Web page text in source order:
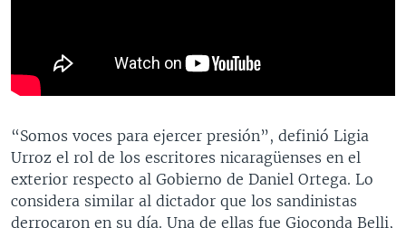
“Somos voces para ejercer presión”, definió Ligia
Urroz el rol de los escritores nicaragüenses en el
exterior respecto al Gobierno de Daniel Ortega. Lo
considera similar al dictador que los sandinistas
derrocaron en su día. Una de ellas fue Gioconda Belli,